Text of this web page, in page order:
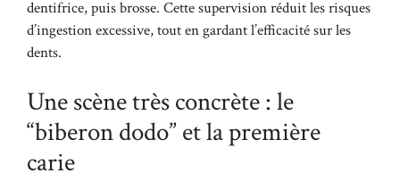
dentifrice, puis brosse. Cette supervision réduit les risques
d’ingestion excessive, tout en gardant l’efficacité sur les
dents.
Une scène très concrète : le
“biberon dodo” et la première
carie